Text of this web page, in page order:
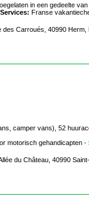
in een gedeelte
Services: Franse
des Carroués, 40990 Herm,
camper vans), 52
motorisch gehandicapten -
Allée du Château, 40990